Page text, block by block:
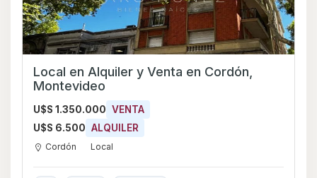
Local en Alquiler y Venta en Cordón,
Montevideo
U$S 1.350.000 VENTA
U$S 6.500 ALQUILER
Cordón Local